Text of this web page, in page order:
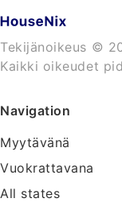
Tekijänoikeus ©
Kaikki oikeudet
Navigation
Myytävänä
Vuokrattavana
All states